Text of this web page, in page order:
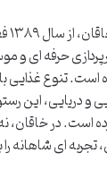
حرفه ای و
تنوع غذایی
و دریایی، این
است. در خاقان،
ای شاهانه را